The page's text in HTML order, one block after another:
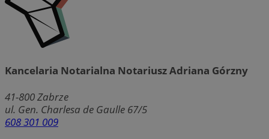
Kancelaria Notarialna Notariusz Adriana Górzny
41-800Zabrze
ul. Gen. Charlesa de Gaulle 67/5
608 301 009